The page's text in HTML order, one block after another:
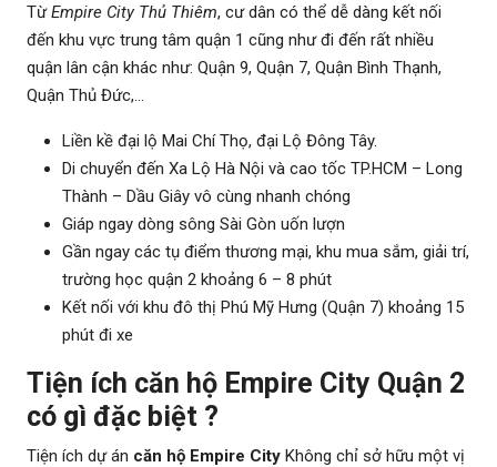
TừEmpire City Thủ Thiêm, cư dân có thể dễ dàng kết nối
đến khu vực trung tâm quận 1 cũng như đi đến rất nhiều
quận lân cận khác như: Quận 9, Quận 7, Quận Bình Thạnh,
Quận Thủ Đức,…
Liền kề đại lộ Mai Chí Thọ, đại Lộ Đông Tây.
Di chuyển đến Xa Lộ Hà Nội và cao tốc TP.HCM – Long
Thành – Dầu Giây vô cùng nhanh chóng
Giáp ngay dòng sông Sài Gòn uốn lượn
Gần ngay các tụ điểm thương mại, khu mua sắm, giải trí,
trường học quận 2 khoảng 6 – 8 phút
Kết nối với khu đô thị Phú Mỹ Hưng (Quận 7) khoảng 15
phút đi xe
Tiện ích căn hộ Empire City Quận 2
có gì đặc biệt ?
Tiện ích dự án căn hộ Empire City Không chỉ sở hữu một vị